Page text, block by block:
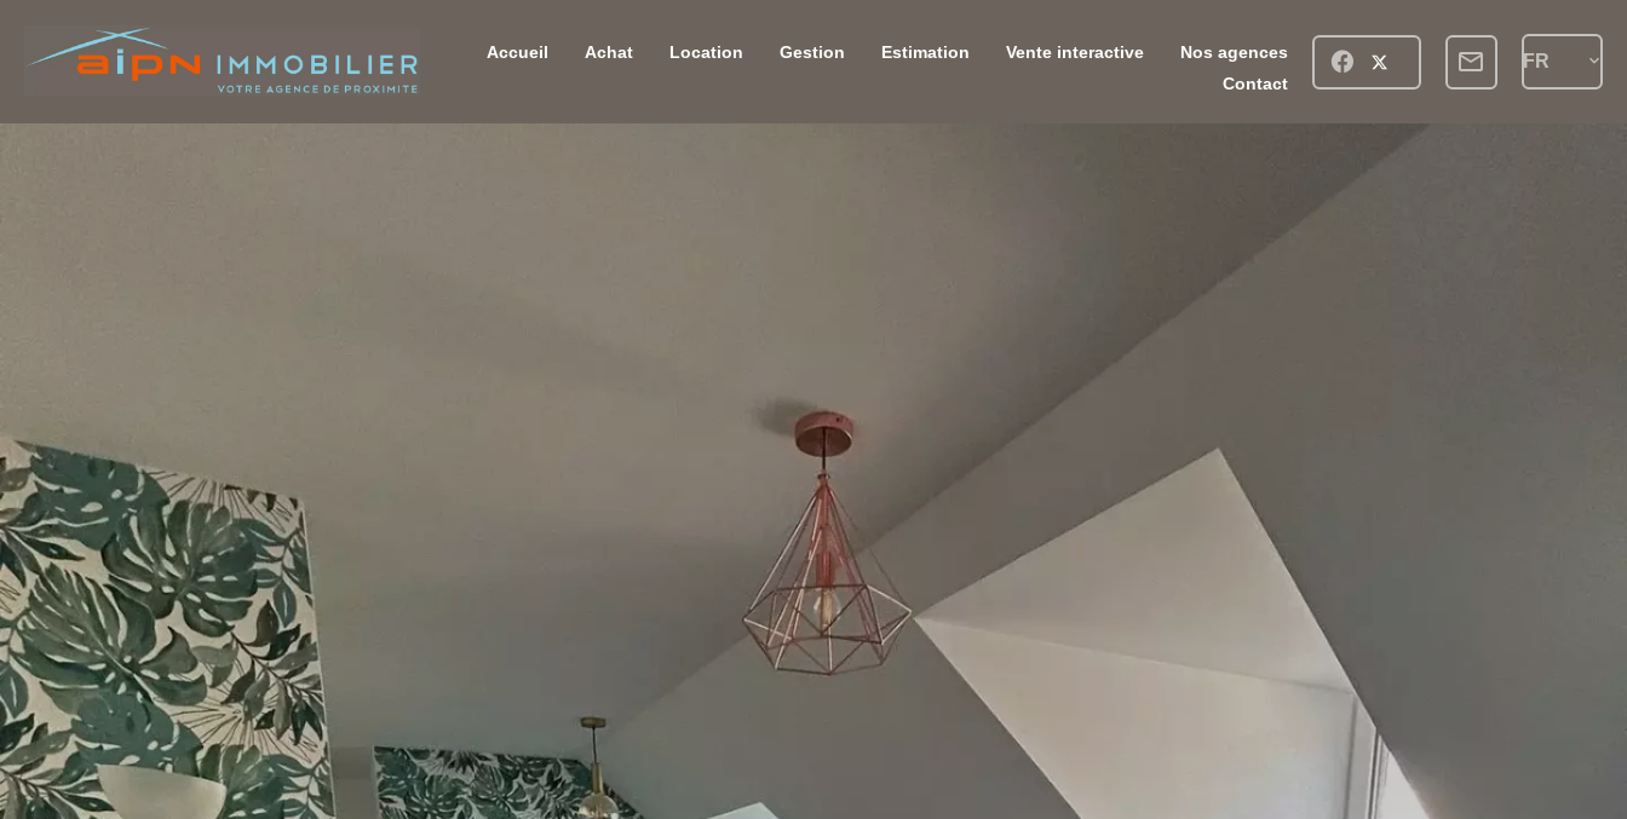
Accueil Achat Location Gestion Estimation Vente interactive
Nos agences
Contact
FR